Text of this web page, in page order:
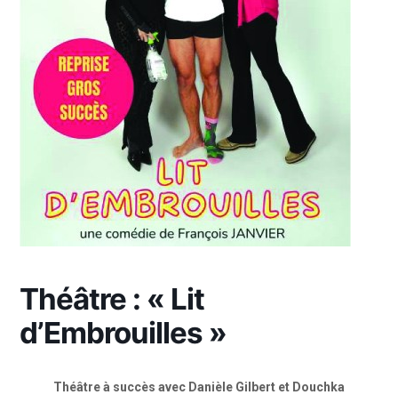
Théâtre : « Lit
d’Embrouilles »
Théâtre à succès avec Danièle Gilbert et Douchka